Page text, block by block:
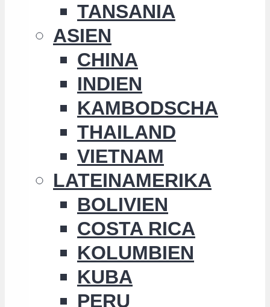
TANSANIA
ASIEN
CHINA
INDIEN
KAMBODSCHA
THAILAND
VIETNAM
LATEINAMERIKA
BOLIVIEN
COSTA RICA
KOLUMBIEN
KUBA
PERU